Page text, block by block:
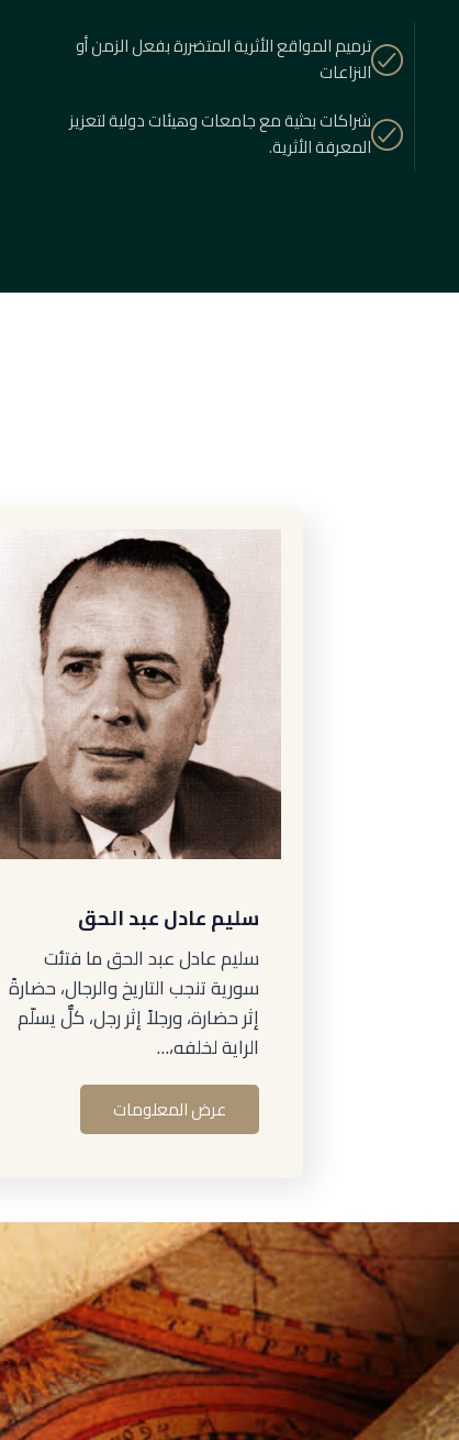
ترميم المواقع الأثرية المتضررة بفعل الزمن أو
النزاعات
شراكات بحثية مع جامعات وهيئات دولية لتعزيز
المعرفة الأثرية.
سليم عادل عبد الحق
سليم عادل عبد الحق ما فتئت
سورية تنجب التاريخ والرجال، حضارةً
إثر حضارة، ورجلاً إثر رجل، كلٌّ يسلّم
الراية لخلفه،…
عرض المعلومات